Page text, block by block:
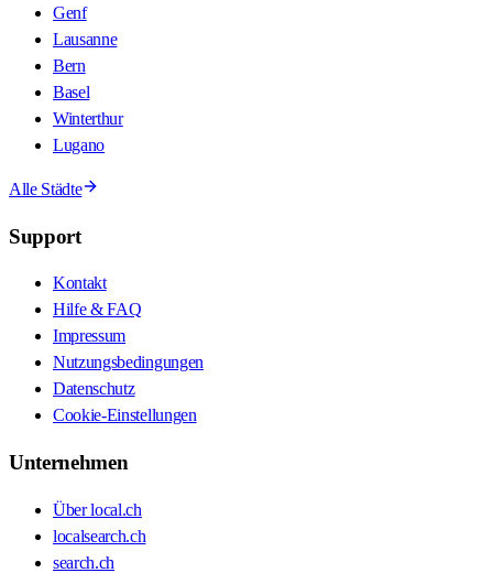
Genf
Lausanne
Bern
Basel
Winterthur
Lugano
Alle Städte
Support
Kontakt
Hilfe & FAQ
Impressum
Nutzungsbedingungen
Datenschutz
Cookie-Einstellungen
Unternehmen
Über local.ch
localsearch.ch
search.ch